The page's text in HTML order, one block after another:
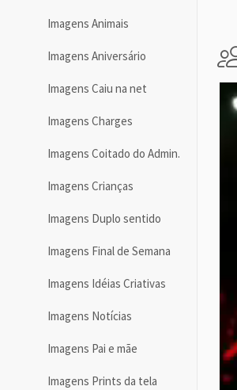
Imagens Animais
Imagens Aniversário
Imagens Caiu na net
Imagens Charges
Imagens Coitado do Admin.
Imagens Crianças
Imagens Duplo sentido
Imagens Final de Semana
Imagens Idéias Criativas
Imagens Notícias
Imagens Pai e mãe
Imagens Prints da tela